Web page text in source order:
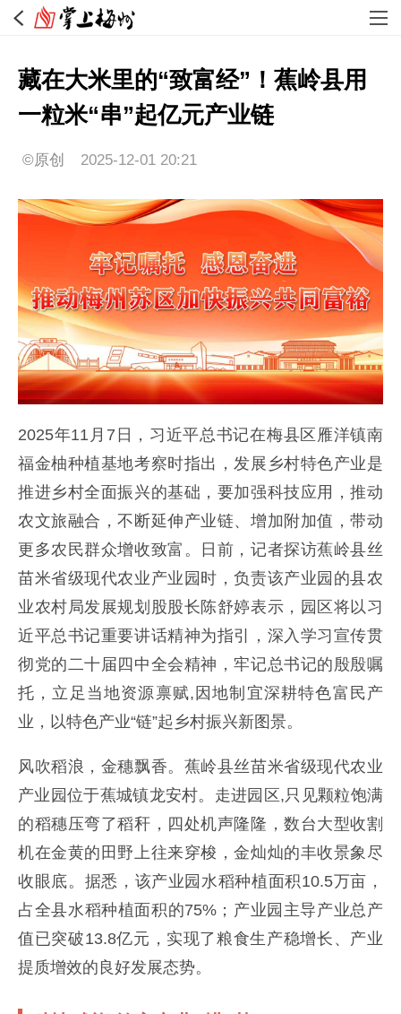
藏在大米里的“致富经”！蕉岭县用
一粒米“串”起亿元产业链
©原创 2025-12-01 20:21
2025年11月7日，习近平总书记在梅县区雁洋镇南
福金柚种植基地考察时指出，发展乡村特色产业是
推进乡村全面振兴的基础，要加强科技应用，推动
农文旅融合，不断延伸产业链、增加附加值，带动
更多农民群众增收致富。日前，记者探访蕉岭县丝
苗米省级现代农业产业园时，负责该产业园的县农
业农村局发展规划股股长陈舒婷表示，园区将以习
近平总书记重要讲话精神为指引，深入学习宣传贯
彻党的二十届四中全会精神，牢记总书记的殷殷嘱
托，立足当地资源禀赋,因地制宜深耕特色富民产
业，以特色产业“链”起乡村振兴新图景。
风吹稻浪，金穗飘香。蕉岭县丝苗米省级现代农业
产业园位于蕉城镇龙安村。走进园区,只见颗粒饱满
的稻穗压弯了稻秆，四处机声隆隆，数台大型收割
机在金黄的田野上往来穿梭，金灿灿的丰收景象尽
收眼底。据悉，该产业园水稻种植面积10.5万亩，
占全县水稻种植面积的75%；产业园主导产业总产
值已突破13.8亿元，实现了粮食生产稳增长、产业
提质增效的良好发展态势。